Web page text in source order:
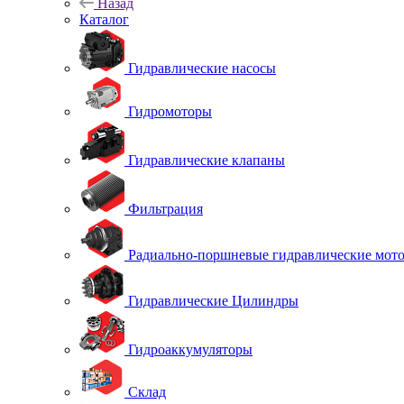
Назад
Каталог
Гидравлические насосы
Гидромоторы
Гидравлические клапаны
Фильтрация
Радиально-поршневые гидравлические
Гидравлические Цилиндры
Гидроаккумуляторы
Склад